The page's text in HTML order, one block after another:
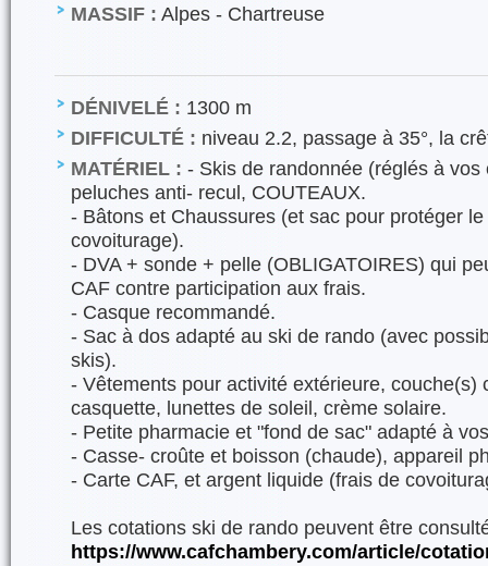
MASSIF : Alpes - Chartreuse
DÉNIVELÉ : 1300 m
DIFFICULTÉ : niveau 2.2, passage à 35°, la
MATÉRIEL : - Skis de randonnée (réglés à vos
peluches anti- recul, COUTEAUX.
- Bâtons et Chaussures (et sac pour protéger
covoiturage).
- DVA + sonde + pelle (OBLIGATOIRES) qui
CAF contre participation aux frais.
- Casque recommandé.
- Sac à dos adapté au ski de rando (avec
skis).
- Vêtements pour activité extérieure, couche(s)
casquette, lunettes de soleil, crème solaire.
- Petite pharmacie et "fond de sac" adapté à
- Casse- croûte et boisson (chaude), appareil
- Carte CAF, et argent liquide (frais de
Les cotations ski de rando peuvent être
https://www.cafchambery.com/article/